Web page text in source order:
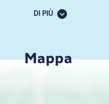
contemporaneità a
guglie. Esplora lo
luminosi canali,
DI PIÙ
Mappa